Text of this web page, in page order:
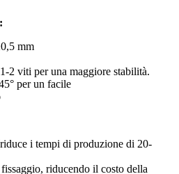
mm
2 viti per una maggiore stabilità.
per un facile
i tempi di produzione di 20-
riducendo il costo della